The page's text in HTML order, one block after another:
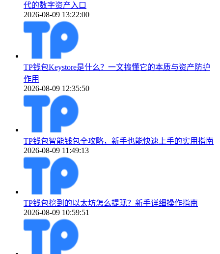
代的数字资产入口
2026-08-09 13:22:00
TP钱包Keystore是什么？一文搞懂它的本质与资产防护
作用
2026-08-09 12:35:50
TP钱包智能钱包全攻略，新手也能快速上手的实用指南
2026-08-09 11:49:13
TP钱包挖到的以太坊怎么提现？新手详细操作指南
2026-08-09 10:59:51